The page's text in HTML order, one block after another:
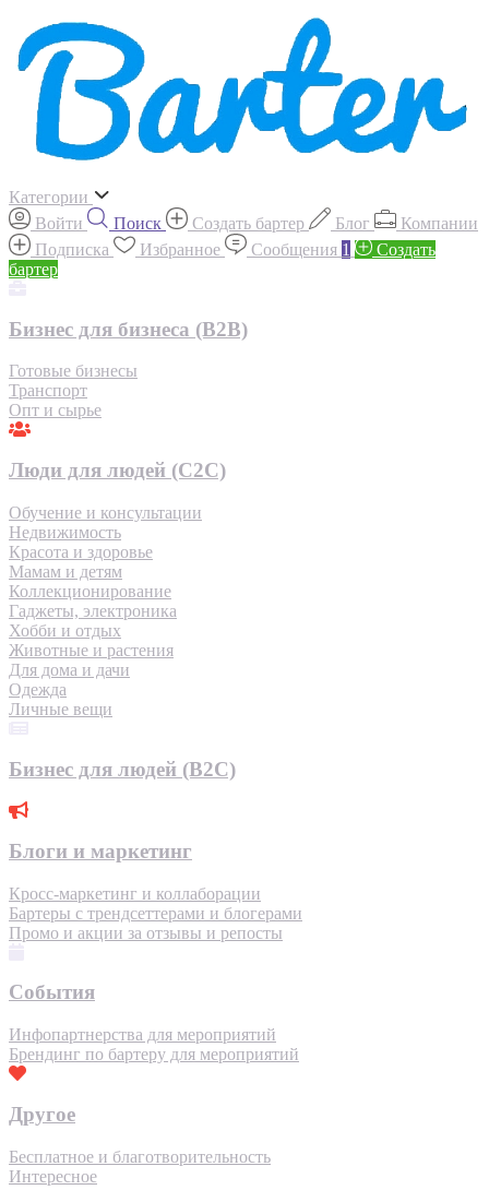
Категории
Войти
Поиск Создать бартер Блог
Компании
Подписка
Избранное Сообщения 1
Создать
бартер
Бизнес для бизнеса (B2B)
Готовые бизнесы
Транспорт
Опт и сырье
Люди для людей (С2С)
Обучение и консультации
Недвижимость
Красота и здоровье
Мамам и детям
Коллекционирование
Гаджеты, электроника
Хобби и отдых
Животные и растения
Для дома и дачи
Одежда
Личные вещи
Бизнес для людей (B2C)
Блоги и маркетинг
Кросс-маркетинг и коллаборации
Бартеры с трендсеттерами и блогерами
Промо и акции за отзывы и репосты
События
Инфопартнерства для мероприятий
Брендинг по бартеру для мероприятий
Другое
Бесплатное и благотворительность
Интересное